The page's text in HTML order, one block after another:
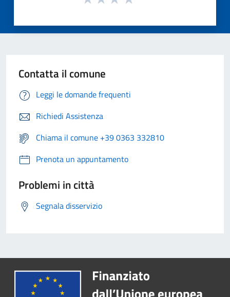
Contatta il comune
Leggi le domande frequenti
Richiedi Assistenza
Chiama il comune +39 0363 332810
Prenota un appuntamento
Problemi in città
Segnala disservizio